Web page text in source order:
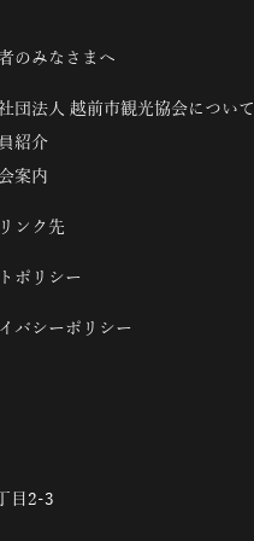
のみなさまへ
団法人 越前市観光協会について
紹介
案内
ンク先
ポリシー
バシーポリシー
目2-3